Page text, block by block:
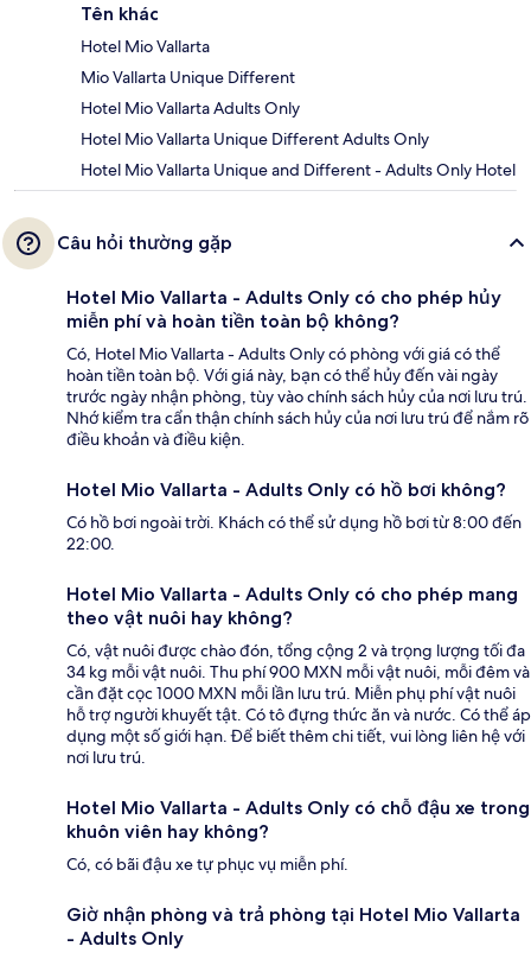
Tên khác
Hotel Mio Vallarta
Mio Vallarta Unique Different
Hotel Mio Vallarta Adults Only
Hotel Mio Vallarta Unique Different Adults Only
Hotel Mio Vallarta Unique and Different - Adults Only Hotel
Câu hỏi thường gặp
Hotel Mio Vallarta - Adults Only có cho phép hủy
miễn phí và hoàn tiền toàn bộ không?
Có, Hotel Mio Vallarta - Adults Only có phòng với giá có thể
hoàn tiền toàn bộ. Với giá này, bạn có thể hủy đến vài ngày
trước ngày nhận phòng, tùy vào chính sách hủy của nơi lưu trú.
Nhớ kiểm tra cẩn thận chính sách hủy của nơi lưu trú để nắm rõ
điều khoản và điều kiện.
Hotel Mio Vallarta - Adults Only có hồ bơi không?
Có hồ bơi ngoài trời. Khách có thể sử dụng hồ bơi từ 8:00 đến
22:00.
Hotel Mio Vallarta - Adults Only có cho phép mang
theo vật nuôi hay không?
Có, vật nuôi được chào đón, tổng cộng 2 và trọng lượng tối đa
34 kg mỗi vật nuôi. Thu phí 900 MXN mỗi vật nuôi, mỗi đêm và
cần đặt cọc 1000 MXN mỗi lần lưu trú. Miễn phụ phí vật nuôi
hỗ trợ người khuyết tật. Có tô đựng thức ăn và nước. Có thể áp
dụng một số giới hạn. Để biết thêm chi tiết, vui lòng liên hệ với
nơi lưu trú.
Hotel Mio Vallarta - Adults Only có chỗ đậu xe trong
khuôn viên hay không?
Có, có bãi đậu xe tự phục vụ miễn phí.
Giờ nhận phòng và trả phòng tại Hotel Mio Vallarta
- Adults Only